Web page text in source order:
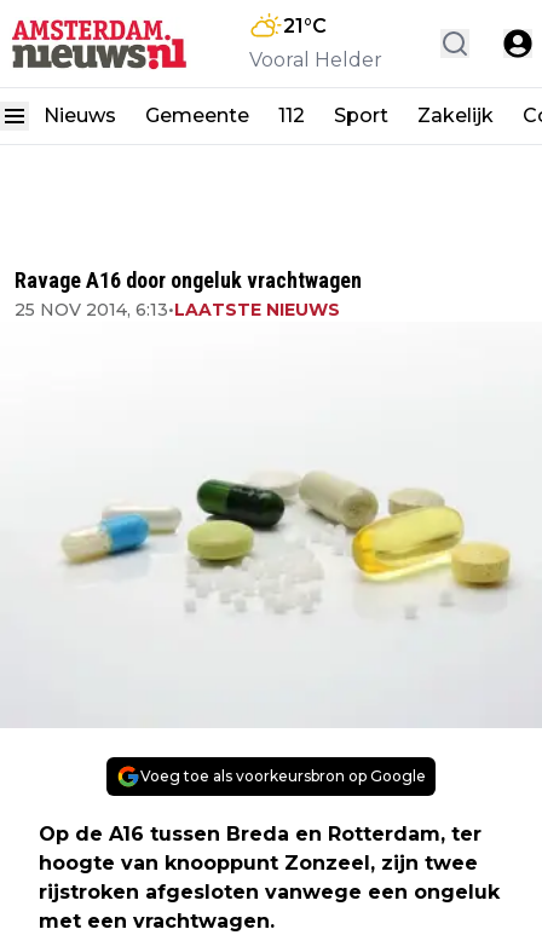
21°C
Vooral Helder
Nieuws Gemeente 112 Sport Zakelijk
Ravage A16 door ongeluk vrachtwagen
25 NOV 2014, 6:13•LAATSTE NIEUWS
Voeg toe als voorkeursbron op Google
Op de A16 tussen Breda en Rotterdam, ter
hoogte van knooppunt Zonzeel, zijn twee
rijstroken afgesloten vanwege een ongeluk
met een vrachtwagen.